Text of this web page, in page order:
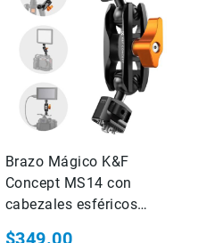
Brazo Mágico K&F
Concept MS14 con
cabezales esféricos
$349.00